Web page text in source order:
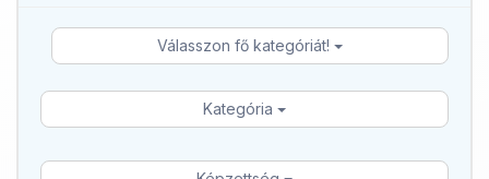
Válasszon fő kategóriát!
Kategória